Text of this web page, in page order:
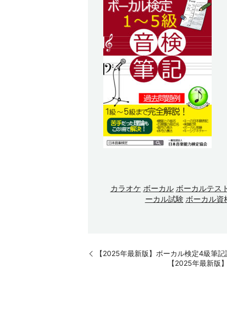
カラオケ ボーカル ボーカルテス
ーカル試験 ボーカル資
【2025年最新版】ボーカル検定4級筆
【2025年最新版